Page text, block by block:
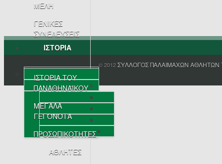
ΜΕΛΗ
ΓΕΝΙΚΕΣ
ΣΥΝΕΛΕΥΣΕΙΣ
ΙΣΤΟΡΙΑ
ΙΣΤΟΡΙΑ ΤΟΥ
ΠΑΝΑΘΗΝΑΪΚΟΥ
ΜΕΓΑΛΑ
ΓΕΓΟΝΟΤΑ
ΠΡΟΣΩΠΙΚΟΤΗΤΕΣ
ΑΘΛΗΤΕΣ
© 2012ΣΥΛΛΟΓΟΣ ΠΑΛΑΙΜΑΧΩΝ ΑΘΛΗΤΩΝ